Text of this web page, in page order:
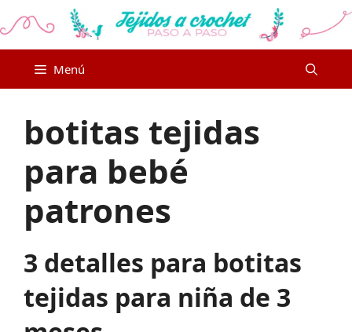
al
Menú
botitas tejidas
para bebé
patrones
3 detalles para botitas
tejidas para niña de 3